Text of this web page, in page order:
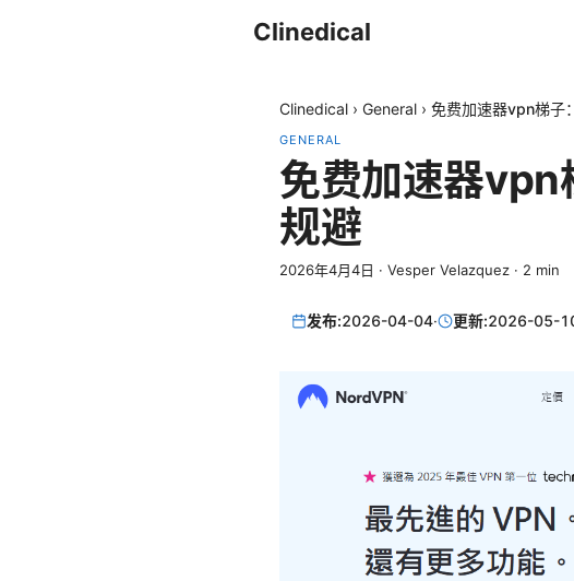
Clinedical
Clinedical › General › 免费加速器vpn梯子
GENERAL
免费加速器vpn
规避
2026年4月4日 · Vesper Velazquez · 2 min
发布:2026-04-04· 更新:2026-05-